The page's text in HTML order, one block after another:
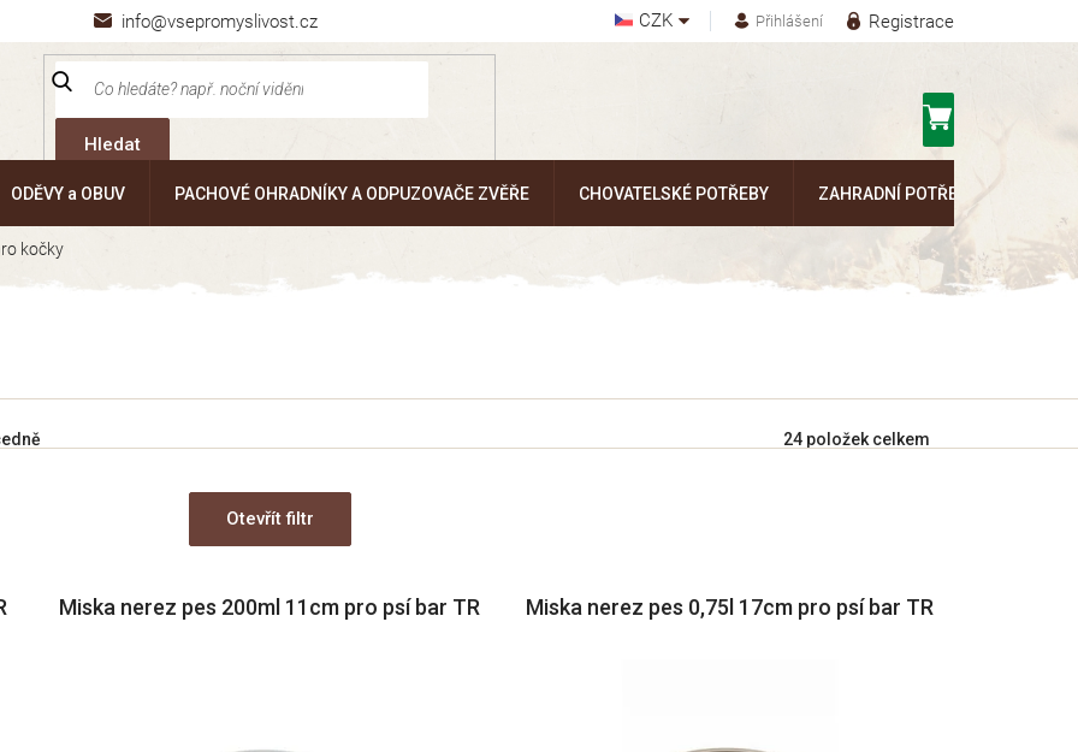
info@vsepromyslivost.cz CZK Registrace
Přihlášení
Hledat
ODĚVY a OBUV PACHOVÉ OHRADNÍKY A ODPUZOVAČE ZVĚŘE CHOVATELSKÉ POTŘEBY ZAHRADNÍ POTŘEBY
kočky
24 položek celkem
Otevřít filtr
Miska nerez pes 200ml 11cm pro psí bar TR Miska nerez pes 0,75l 17cm pro psí bar TR